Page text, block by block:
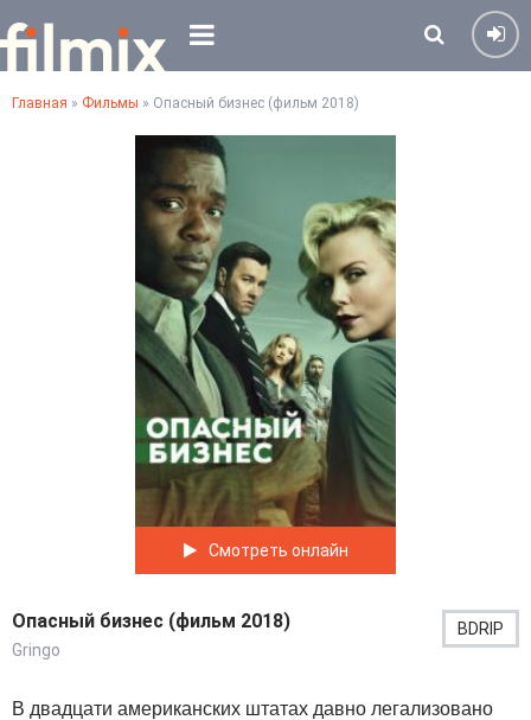
Главная » Фильмы » Опасный бизнес (фильм 2018)
Смотреть онлайн
Опасный бизнес (фильм 2018)
Gringo
BDRIP
В двадцати американских штатах давно легализовано